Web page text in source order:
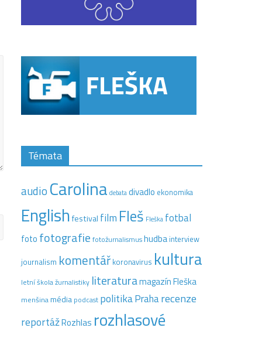
Témata
audio Carolina debatadivadlo ekonomika
Englishfestival film Fleš Fleška fotbal
foto fotografie fotožurnalismushudba interview
journalism komentář koronavirus kultura
letní škola žurnalistiky literaturamagazín Fleška
menšinamédia podcast politikaPraharecenze
reportážRozhlas rozhlasové